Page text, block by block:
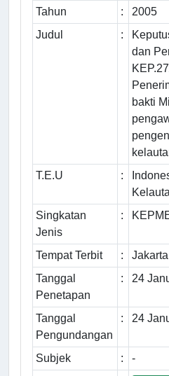
Tahun
:
2005
Judul
:
dan
bakti
T.E.U
:
Singkatan
Jenis
:
Tempat Terbit :
Jakarta
Tanggal
Penetapan
: 24
Tanggal
Pengundangan
: 24
Subjek :
-